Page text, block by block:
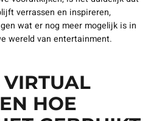
voor het publiek.
heeft zich stevig genesteld in
en biedt zowel
entertainers en
vooruitkijken, is het duidelijk dat
verrassen en inspireren,
wat er nog meer mogelijk is in
wereld van entertainment.